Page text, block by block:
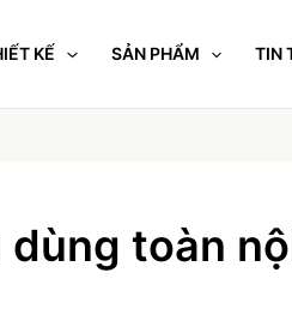
KẾ SẢN PHẨM TIN
dùng toàn